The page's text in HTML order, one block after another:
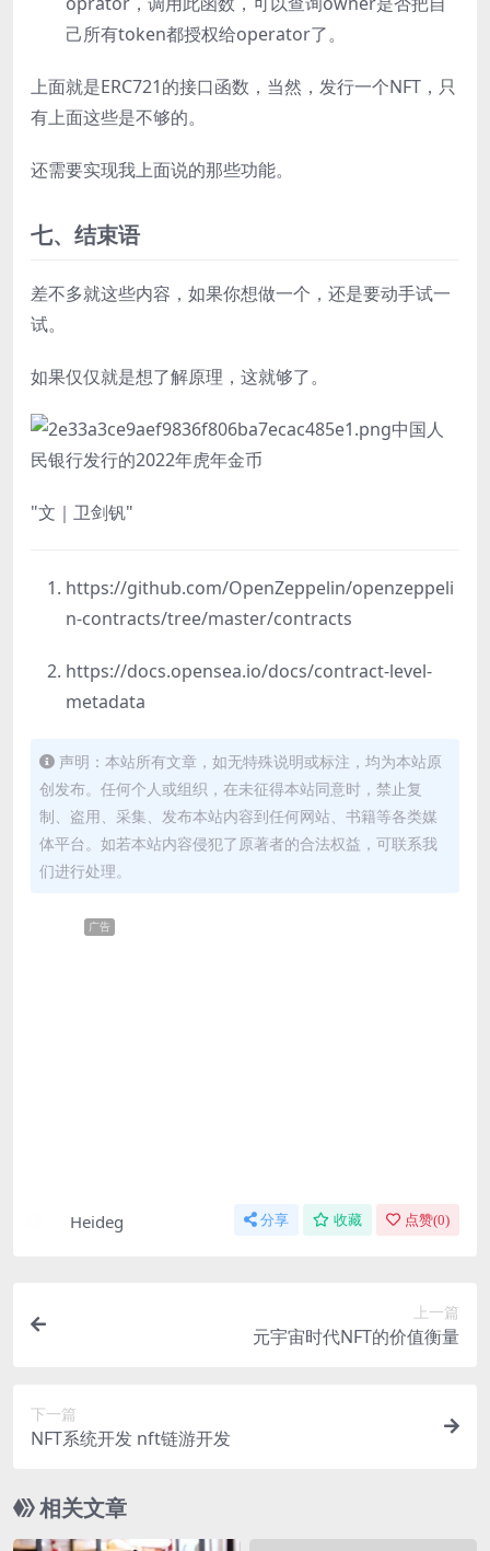
己所有token都授权给operator了。
上面就是ERC721的接口函数，当然，发行一个NFT，只
有上面这些是不够的。
还需要实现我上面说的那些功能。
七、结束语
差不多就这些内容，如果你想做一个，还是要动手试一
试。
如果仅仅就是想了解原理，这就够了。
中国人
民银行发行的2022年虎年金币
文｜卫剑钒
https://github.com/OpenZeppelin/openzeppeli
n-contracts/tree/master/contracts
https://docs.opensea.io/docs/contract-level-
metadata
声明：本站所有文章，如无特殊说明或标注，均为本站原
创发布。任何个人或组织，在未征得本站同意时，禁止复
制、盗用、采集、发布本站内容到任何网站、书籍等各类媒
体平台。如若本站内容侵犯了原著者的合法权益，可联系我
们进行处理。
广告
Heideg 分享 收藏 点赞(0)
上一篇
元宇宙时代NFT的价值衡量
下一篇
NFT系统开发 nft链游开发
相关文章